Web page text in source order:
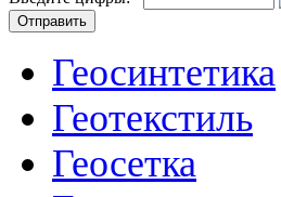
Геосинтетика
Геотекстиль
Геосетка